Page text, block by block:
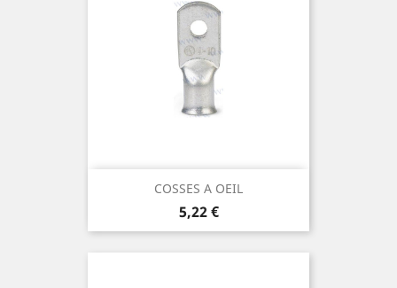
COSSES A OEIL
Prix
5,22 €